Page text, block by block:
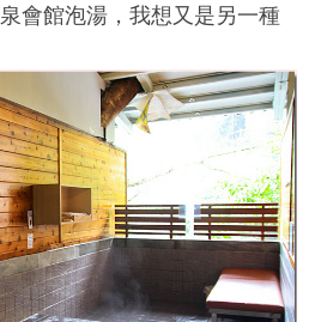
會館泡湯，我想又是另一種